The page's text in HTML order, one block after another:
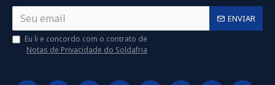
ENVIAR
Eu li e concordo com o contrato de
Notas de Privacidade do Soldafria